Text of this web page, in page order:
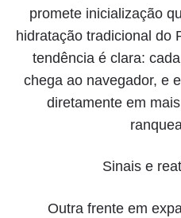
promete inicialização
hidratação tradicional do
tendência é clara:
chega ao navegador, e
diretamente em
Sinais e
Outra frente em